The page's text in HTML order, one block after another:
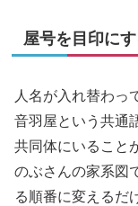
屋号を目印に
人名が入れ替わっ
音羽屋という共通
共同体にいること
のぶさんの家系図
る順番に変えるだ